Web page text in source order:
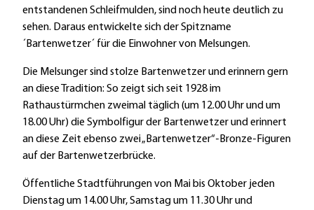
entstandenen Schleifmulden, sind noch heute deutlich zu
sehen. Daraus entwickelte sich der Spitzname
´Bartenwetzer´ für die Einwohner von Melsungen.
Die Melsunger sind stolze Bartenwetzer und erinnern gern
an diese Tradition: So zeigt sich seit 1928 im
Rathaustürmchen zweimal täglich (um 12.00 Uhr und um
18.00 Uhr) die Symbolfigur der Bartenwetzer und erinnert
an diese Zeit ebenso zwei „Bartenwetzer“-Bronze-Figuren
auf der Bartenwetzerbrücke.
Öffentliche Stadtführungen von Mai bis Oktober jeden
Dienstag um 14.00 Uhr, Samstag um 11.30 Uhr und